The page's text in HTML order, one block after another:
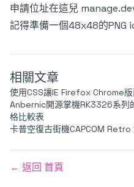
申請位址在這兒
記得準備一個48x48的PNG
相關文章
使用CSS讓IE Firefox Chrome
Anbernic開源掌機RK3326系列
格比較表
卡普空復古街機CAPCOM
← 返回 首頁